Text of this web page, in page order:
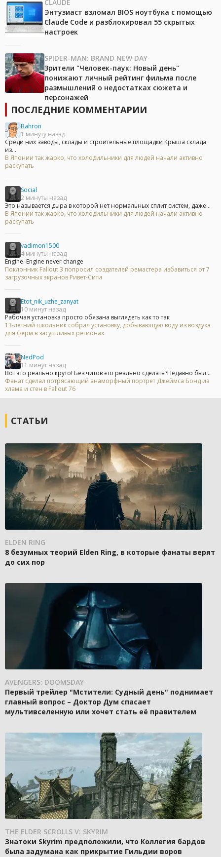
CLAUDE
Энтузиаст взломал BIOS ноутбука с помощью
Claude Code и разблокировал 55 скрытых
настроек
SPIDER-MAN: BRAND NEW DAY
Зрители "Человек-паук: Новый день"
понижают личный рейтинг фильма после
размышлений о недостатках сюжета и
персонажей
ПОСЛЕДНИЕ КОММЕНТАРИИ
Bahron
1 минуту назад
Среди них заводы, склады и строительные площадки Крыша склада
из...
В Японии так жарко, что холодильники для людей начали активно
раскупать
Social
2 минуты назад
Это называется дыра в которой нет нормальных сплит систем, даже...
В Японии так жарко, что холодильники для людей начали активно
раскупать
vadimon1500
4 минуты назад
Engine. Engine never change
Поклонник Fallout 3 попросил создателей ремастера избавиться от 7
загрузочных экранов Ривет-Сити
Etot_nik_uzhe_zanyat
10 минут назад
Рабочая установка просто обязана выглядеть как то так
13-летний школьник собрал установку, добывающую воду из воздуха
для ферм в засушливых регионах
NedPod
11 минут назад
Вот это реально круто! Без читов это реально сделать?Недавно был...
Фанат сделал потрясающий анаморфный портрет Джеймса Бонд из
хлама и стен в Fallout 76
СТАТЬИ
ELDEN RING
8 безумных теорий Elden Ring, в которые фанаты верят
до сих пор
AVENGERS: DOOMSDAY
Первый трейлер "Мстители: Судный день" поднимает
главный вопрос – Доктор Дум спасает
мультивселенную или хочет стать её правителем
THE ELDER SCROLLS V: SKYRIM
Знатоки Skyrim предположили, что Коллегия бардов
была задумана как прикрытие Гильдии воров